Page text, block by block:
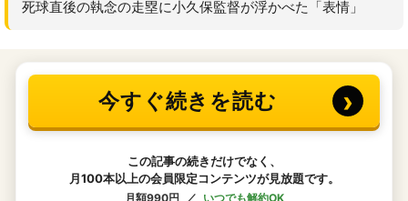
死球直後の執念の走塁に小久保監督が浮かべた「表情」